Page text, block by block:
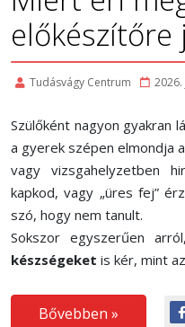
előkészítőre
Tudásvágy Centrum
Szülőként nagyon gyakran
a gyerek szépen elmondja
vagy vizsgahelyzetben
kapkod, vagy „üres fej”
szó, hogy nem tanult.
Sokszor egyszerűen
készségeket is kér, mint
Bővebben »